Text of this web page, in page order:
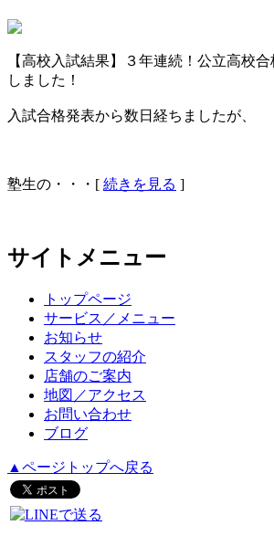
【高校入試結果】３年連続！公立高校
しました！
入試合格発表から数日経ちましたが、
塾生の・・・[ 続きを見る ]
サイトメニュー
トップページ
サービス／メニュー
お知らせ
スタッフの紹介
店舗のご案内
地図／アクセス
お問い合わせ
ブログ
▲ページトップへ戻る